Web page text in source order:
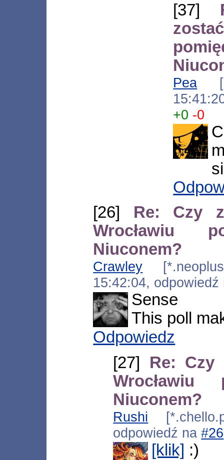
[37]
Pea
+0 -0
[26] Re: Czy
Wrocławiu
Niuconem?
Crawley
15:42:04,
Sense
This poll
Odpowiedz
[27] Re: Czy
Niuconem?
Rushi
odpowiedź na#26
[klik] :)